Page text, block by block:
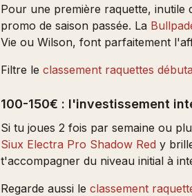
Pour une première raquette, inutile
promo de saison passée. La
Vie ou Wilson, font parfaitement
Filtre le classement raquettes
100-150€ : l'investissement
Si tu joues 2 fois par semaine ou
Siux Electra Pro Shadow Red y
t'accompagner du niveau initial à
Regarde aussi le classement